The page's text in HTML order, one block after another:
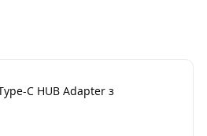
C HUB Adapter з